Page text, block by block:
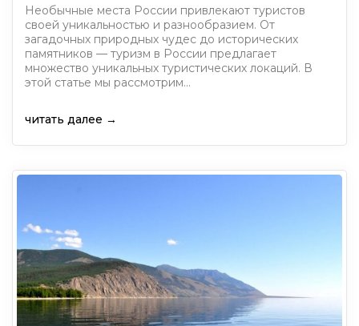
Необычные места России привлекают туристов
своей уникальностью и разнообразием. От
загадочных природных чудес до исторических
памятников — туризм в России предлагает
множество уникальных туристических локаций. В
этой статье мы рассмотрим…
читать далее →